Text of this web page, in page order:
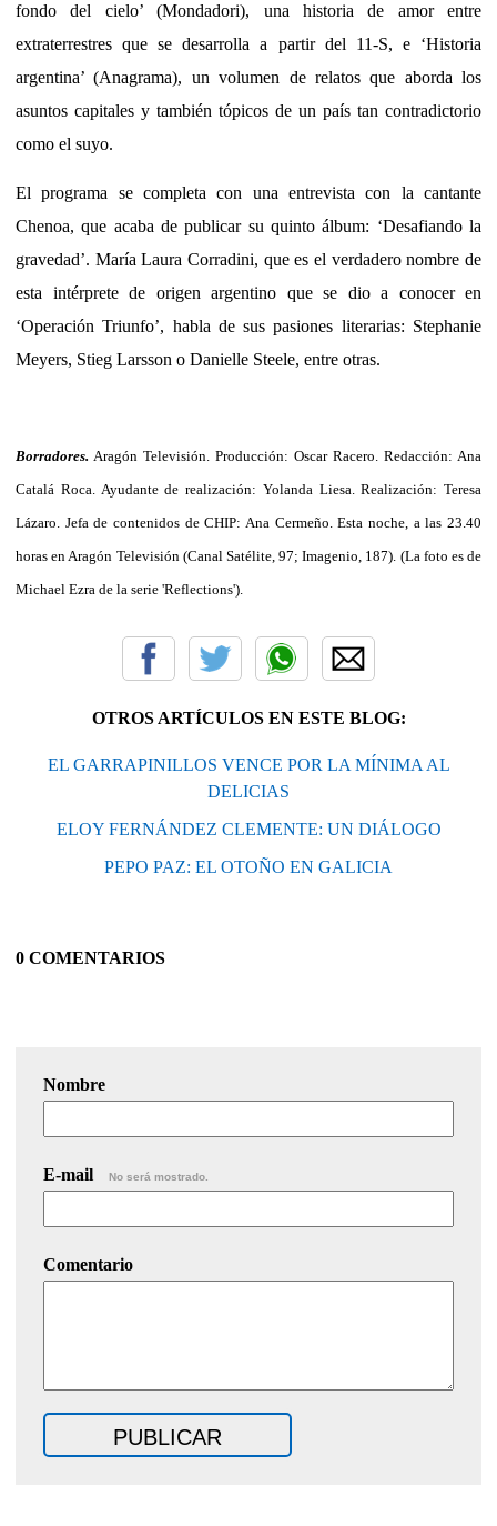
fondo del cielo’ (Mondadori), una historia de amor entre
extraterrestres que se desarrolla a partir del 11-S, e ‘Historia
argentina’ (Anagrama), un volumen de relatos que aborda los
asuntos capitales y también tópicos de un país tan contradictorio
como el suyo.
El programa se completa con una entrevista con la cantante
Chenoa, que acaba de publicar su quinto álbum: ‘Desafiando la
gravedad’. María Laura Corradini, que es el verdadero nombre de
esta intérprete de origen argentino que se dio a conocer en
‘Operación Triunfo’, habla de sus pasiones literarias: Stephanie
Meyers, Stieg Larsson o Danielle Steele, entre otras.
Borradores. Aragón Televisión. Producción: Oscar Racero. Redacción: Ana
Catalá Roca. Ayudante de realización: Yolanda Liesa. Realización: Teresa
Lázaro. Jefa de contenidos de CHIP: Ana Cermeño. Esta noche, a las 23.40
horas en Aragón Televisión (Canal Satélite, 97; Imagenio, 187). (La foto es de
Michael Ezra de la serie 'Reflections').
OTROS ARTÍCULOS EN ESTE BLOG:
EL GARRAPINILLOS VENCE POR LA MÍNIMA AL
DELICIAS
ELOY FERNÁNDEZ CLEMENTE: UN DIÁLOGO
PEPO PAZ: EL OTOÑO EN GALICIA
0 COMENTARIOS
Nombre
E-mail No será mostrado.
Comentario